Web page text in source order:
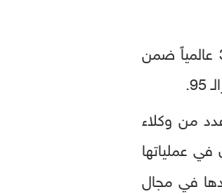
وفي إنجاز يعكس تنامي الدور العالمي الذي تؤديه المجموعة، ارتقى ميناء خليفة إلى المرتبة الـ 39 عالمياً ضمن
من وكلاء
الكربون في عملياتها
المتواصل لجهودها في مجال